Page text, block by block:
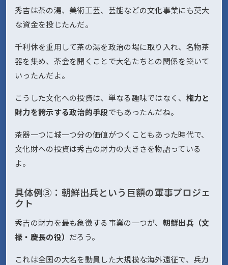
秀吉は茶の湯、美術工芸、芸能などの文化事業にも莫大
な資金を投じたんだ。
千利休を重用して茶の湯を政治の場に取り入れ、名物茶
器を集め、茶会を開くことで大名たちとの関係を築いて
いったんだよ。
こうした文化への投資は、単なる趣味ではなく、 権力と
財力を誇示する政治的手段でもあったんだね。
茶器一つに城一つ分の価値がつくこともあった時代で、
文化財への投資は秀吉の財力の大きさを物語っている
よ。
具体例③：朝鮮出兵という巨額の軍事プロジェ
クト
秀吉の財力を最も象徴する事業の一つが、 朝鮮出兵（文
禄・慶長の役） だろう。
これは全国の大名を動員した大規模な海外遠征で、兵力